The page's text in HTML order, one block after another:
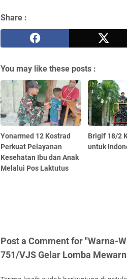
Share :
You may like these posts :
Yonarmed 12 Kostrad
Perkuat Pelayanan
Kesehatan Ibu dan Anak
Melalui Pos Laktutus
Brigif 18/2
untuk
Post a Comment for "Warna-
751/VJS Gelar Lomba